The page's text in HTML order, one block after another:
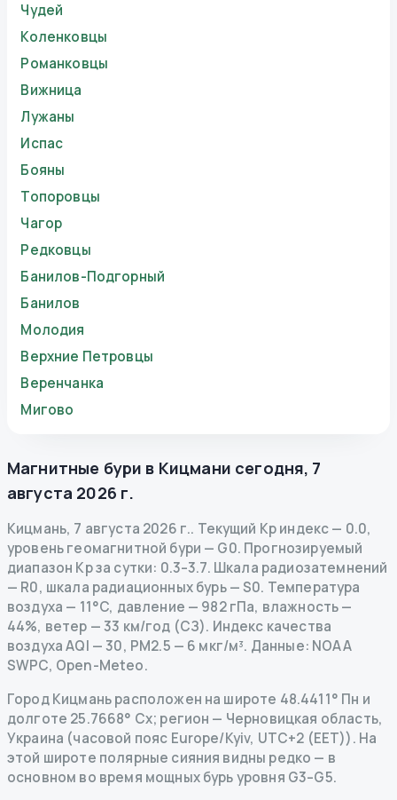
Чудей
Коленковцы
Романковцы
Вижница
Лужаны
Испас
Бояны
Топоровцы
Чагор
Редковцы
Банилов-Подгорный
Банилов
Молодия
Верхние Петровцы
Веренчанка
Мигово
Магнитные бури в Кицмани сегодня, 7
августа 2026 г.
Кицмань, 7 августа 2026 г.. Текущий Kp индекс— 0.0,
уровень геомагнитной бури — G0. Прогнозируемый
диапазон Kp за сутки: 0.3–3.7. Шкала радиозатемнений
— R0, шкала радиационных бурь— S0. Температура
воздуха — 11°C, давление — 982 гПа, влажность —
44%, ветер — 33 км/год (СЗ). Индекс качества
воздуха AQI — 30, PM2.5 — 6 мкг/м³. Данные: NOAA
SWPC, Open-Meteo.
Город Кицмань расположен на широте 48.4411° Пн и
долготе 25.7668° Сх; регион — Черновицкая область,
Украина (часовой пояс Europe/Kyiv, UTC+2 (EET)). На
этой широте полярные сияния видны редко — в
основном во время мощных бурь уровня G3–G5.